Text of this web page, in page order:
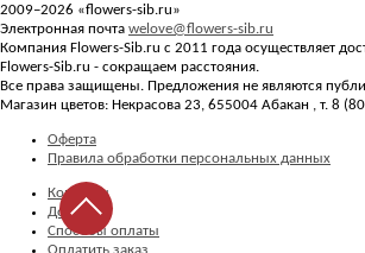
2009–2026 «flowers-sib.ru»
Электронная почта welove@flowers-sib.ru
Компания Flowers-Sib.ru с 2011 года осуществляет
Flowers-Sib.ru - сокращаем расстояния.
Все права защищены. Предложения не являются
Магазин цветов: Некрасова 23 655004 Абакан , т. 8
Оферта
Правила обработки персональных данных
Контакты
Доставка
Способы оплаты
Оплатить заказ